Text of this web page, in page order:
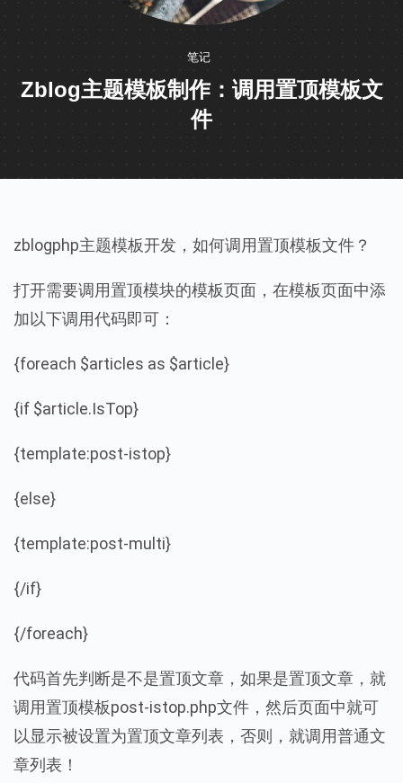
笔记
Zblog主题模板制作：调用置顶模板文
件
zblogphp主题模板开发，如何调用置顶模板文件？
打开需要调用置顶模块的模板页面，在模板页面中添
加以下调用代码即可：
{foreach $articles as $article}
{if $article.IsTop}
{template:post-istop}
{else}
{template:post-multi}
{/if}
{/foreach}
代码首先判断是不是置顶文章，如果是置顶文章，就
调用置顶模板post-istop.php文件，然后页面中就可
以显示被设置为置顶文章列表，否则，就调用普通文
章列表！